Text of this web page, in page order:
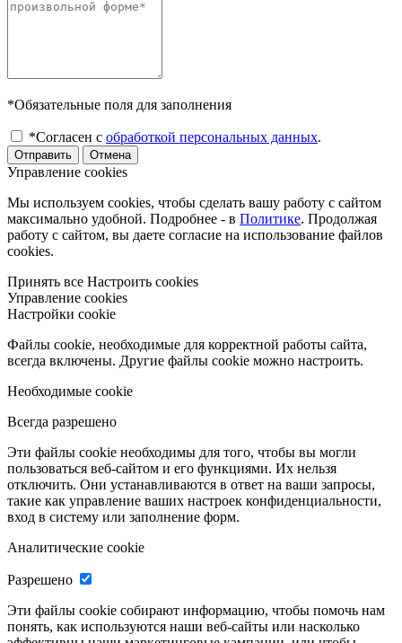
*Обязательные поля для заполнения
*Согласен с обработкой персональных данных.
Отправить Отмена
Управление cookies
Мы используем cookies, чтобы сделать вашу работу с сайтом
максимально удобной. Подробнее - в Политике. Продолжая
работу с сайтом, вы даете согласие на использование файлов
cookies.
Принять все Настроить cookies
Управление cookies
Настройки cookie
Файлы cookie, необходимые для корректной работы сайта,
всегда включены. Другие файлы cookie можно настроить.
Необходимые cookie
Всегда разрешено
Эти файлы cookie необходимы для того, чтобы вы могли
пользоваться веб-сайтом и его функциями. Их нельзя
отключить. Они устанавливаются в ответ на ваши запросы,
такие как управление ваших настроек конфиденциальности,
вход в систему или заполнение форм.
Аналитические cookie
Разрешено
Эти файлы cookie собирают информацию, чтобы помочь нам
понять, как используются наши веб-сайты или насколько